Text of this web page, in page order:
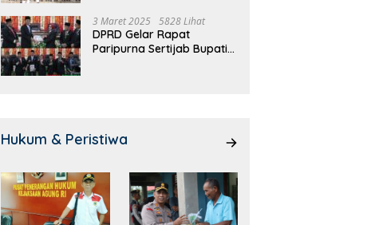
3 Maret 2025 5828 Lihat
DPRD Gelar Rapat
Paripurna Sertijab Bupati
Hukum & Peristiwa